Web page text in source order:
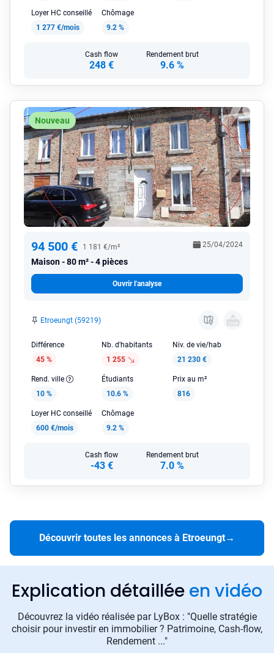
Loyer HC conseillé
1 277 €/mois
Chômage
9.2 %
Cash flow
248 €
Rendement brut
9.6 %
Nouveau
94 500 € 1 181 €/m²
Maison 80 m² - 4 pièces
25/04/2024
Ouvrir l'analyse
Etroeungt (59219)
Différence
45 %
Nb. d'habitants
1 255
Niv. de vie/hab
21 230 €
Rend. ville
10 %
Étudiants
10.6 %
Prix au m²
816
Loyer HC conseillé
600 €/mois
Chômage
9.2 %
Cash flow
-43 €
Rendement brut
7.0 %
Découvrir toutes les annonces à Etroeungt→
Explication détaillée en vidéo
Découvrez la vidéo réalisée par LyBox : "Quelle stratégie
choisir pour investir en immobilier ? Patrimoine, Cash-flow,
Rendement ..."